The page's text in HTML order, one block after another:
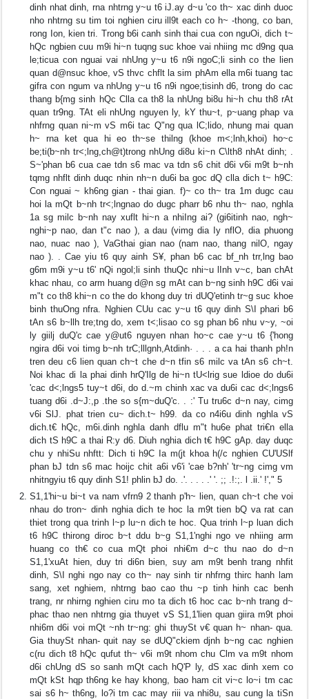
dinh nhat dinh, rna nhtrng y~u t6 iJ.ay d~u 'co th~ xac dinh duoc
nho nhtrng su tim toi nghien ciru ill9t each co h~ -thong, co ban,
rong Ion, kien tri. Trong b6i canh sinh thai cua con nguOi, dich t~
hQc ngbien cuu m9i hi~n tuqng suc khoe vai nhiing mc d9ng qua
le;ticua con nguai vai nhUng y~u t6 n9i ngoC;li sinh co the lien
quan d@nsuc khoe, vS thvc chflt la sim phAm ella m6i tuang tac
gifra con ngum va nhUng y~u t6 n9i ngoe;tisinh d6, trong do cac
thang b{mg sinh hQc Clla ca th8 la nhUng bi8u hi~h chu th8 rAt
quan tr9ng. TAt eli nhUng nguyen ly, kY thu~t, p~uang phap va
nhfrng quan ni~m vS m6i tac Q"ng qua lC;lido, nhung mai quan
h~ rna ket qua hi eo th~se thilng (khoe m<;lnh,khoi) ho~c
be;ti(b~nh tr<;lng,ch@t)trong nhUng di8u ki~n C\lth8 nhAt dinh; .
S~'phan b6 cua cae tdn s6 mac va tdn s6 chit d6i v6i m9t b~nh
tqmg nhflt dinh duqc nhin nh~n du6i ba goc dQ clla dich t~ h9C:
Con nguai ~ kh6ng gian - thai gian. f)~ co th~ tra 1m dugc cau
hoi la mQt b~nh tr<;lngnao do dugc pharr b6 nhu th~ nao, nghla
1a sg milc b~nh nay xuflt hi~n a nhiIng ai? (gi6itinh nao, ngh~
nghi~p nao, dan t"c nao ), a dau (vimg dia Iy nflO, dia phuong
nao, nuac nao ), VaGthai gian nao (nam nao, thang nilO, ngay
nao ). . Cae yiu t6 quy ainh S¥, phan b6 cac bf_nh trr,lng bao
g6m m9i y~u t6' nQi ngol;li sinh thuQc nhi~u lInh v~c, ban chAt
khac nhau, co arm huang d@n sg mAt can b~ng sinh h9C d6i vai
m"t co th8 khi~n co the do khong duy tri dUQ'etinh tr~g suc khoe
binh thuOng nfra. Nghien CUu cac y~u t6 quy dinh S\I phari b6
tAn s6 b~llh tre;tng do, xem t<;lisao co sg phan b6 nhu v~y, ~oi
ly giilj duQ'c cae y@ut6 nguyen nhan ho~c cae y~u t6 {'hong
ngira d6i voi timg b~nh trC;lllgnh,Atdinh· . . . a ca hai thanh ph!n
tren deu c6 lien quan ch~t che d~n tfin s6 milc va tAn s6 ch~t.
Noi khac di la phai dinh hrQ'Ilg de hi~n tU<lrig sue ldioe do du6i
'cac d<;lngs5 tuy~t d6i, do d.~m chinh xac va du6i cac d<;lngs6
tuang d6i .d~J:,p .the so s{m~duQ'c. . :' Tu tru6c d~n nay, cimg
v6i SlJ. phat trien cu~ dich.t~ h99. da co n4i6u dinh nghla vS
dich.t€ hQc, m6i.dinh nghla danh dflu m"t hu6e phat tri€n ella
dich tS h9C a thai R:y d6. Diuh nghia dich t€ h9C gAp. day duqc
chu y nhiSu nhftt: Dich ti h9C Ia m(jt khoa h(/c nghien CU'USlf
phan bJ tdn s6 mac hoijc chit a6i v6'i 'cae b?nh' 'tr~ng cimg vm
nhitngyiu t6 quy dinh S1! phlin bJ do. .'. . . . .' '. ;; .!:;. l .ii.' !'," 5
S1,1'hi~u bi~t va nam vfrn9 2 thanh p'h~ lien, quan ch~t che voi
nhau do tron~ dinh nghia dich te hoc la m9t tien bQ va rat can
thiet trong qua trinh l~p lu~n dich te hoc. Qua trinh l~p luan dich
t6 h9C thirong diroc b~t ddu b~g S1,1'nghi ngo ve nhiing arm
huang co th€ co cua mQt phoi nhi€m d~c thu nao do d~n
S1,1'xuAt hien, duy tri di6n bien, suy am m9t benh trang nhfit
dinh, S\I nghi ngo nay co th~ nay sinh tir nhfrng thirc hanh lam
sang, xet nghiem, nhtrng bao cao thu ~p tinh hinh cac benh
trang, nr nhirng nghien ciru mo ta dich t6 hoc cac b~nh trang d~
phac thao nen nhtrng gia thuyet vS S1,1'lien quan giira m9t phoi
nhi6m d6i voi mQt ~nh tr~ng: ghi thuySt v€ quan h~ nhan- qua.
Gia thuySt nhan- quit nay se dUQ"ckiem djnh b~ng cac nghien
c(ru dich t8 hQc qufut th~ v6i m9t nhom chu Clm va m9t nhom
d6i chUng dS so sanh mQt cach hQ'P ly, dS xac dinh xem co
mQt kSt hqp th6ng ke hay khong, bao ham cit vi~c lo~i tm cac
sai s6 h~ th6ng, lo?i tm cac may riii va nhi8u, sau cung la tiSn